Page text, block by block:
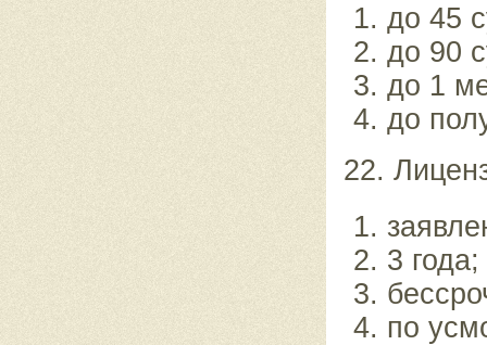
до 45
до 90
до 1
до
22.
3 года;
по